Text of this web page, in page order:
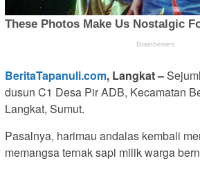
BeritaTapanuli.com, Langkat –
dusun C1 Desa Pir ADB, Kecamatan
Langkat, Sumut.
Pasalnya, harimau andalas kembali
memangsa ternak sapi milik warga